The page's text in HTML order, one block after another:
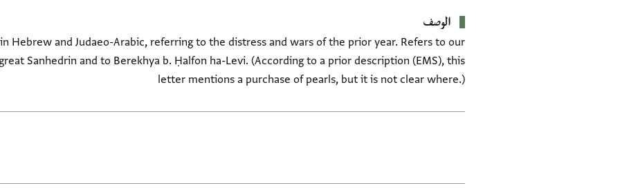
الوصف
Hebrew and Judaeo-Arabic, referring to the distress and wars of the prior year. Refers to our
Sanhedrin and to Berekhya b. Ḥalfon ha-Levi. (According to a prior description (EMS), this
letter mentions a purchase of pearls, but it is not clear where.)